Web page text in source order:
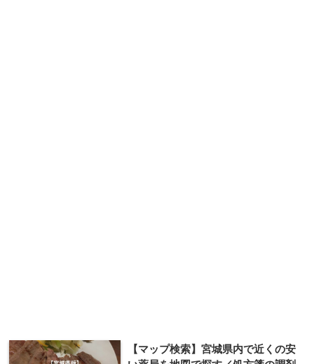
【マップ検索】宮城県内で近くの安